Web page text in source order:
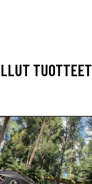
TUOTTEET